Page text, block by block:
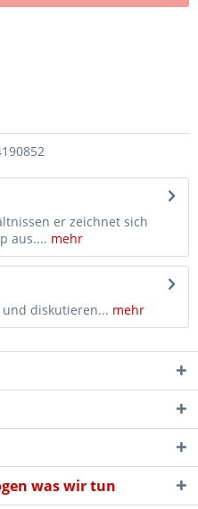
er zeichnet sich
aus.... mehr
diskutieren... mehr
was wir tun